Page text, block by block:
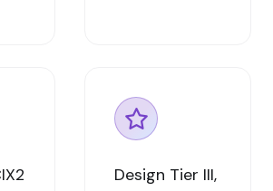
Design Tier III,